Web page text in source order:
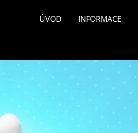
ÚVOD INFORMACE